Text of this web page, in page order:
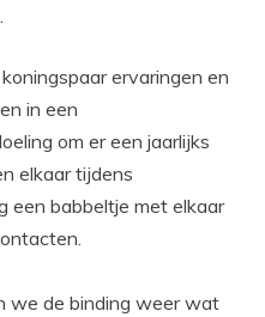
ervaringen en
in een
om er een jaarlijks
elkaar tijdens
een babbeltje met elkaar
we de binding weer wat